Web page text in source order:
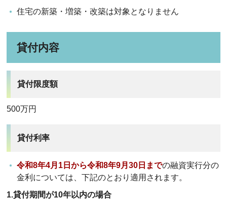
住宅の新築・増築・改築は対象となりません
貸付内容
貸付限度額
500万円
貸付利率
令和8年4月1日から令和8年9月30日までの融資実行分の
金利については、下記のとおり適用されます。
1.貸付期間が10年以内の場合